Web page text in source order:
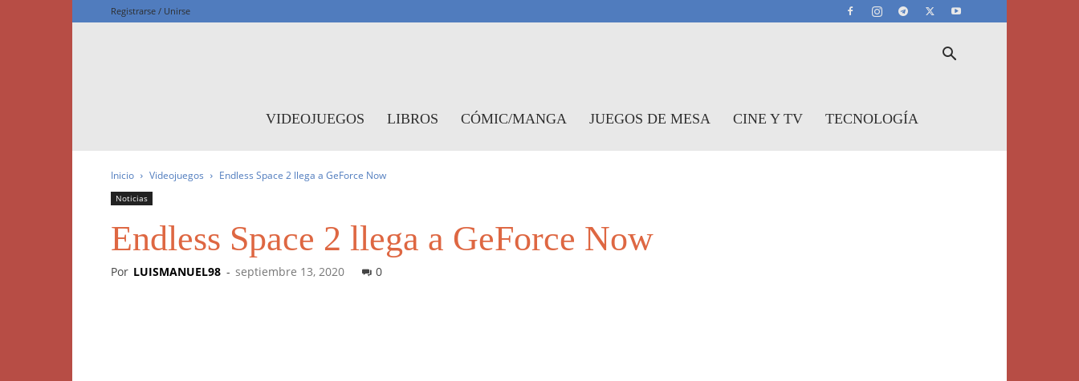
Registrarse / Unirse
VIDEOJUEGOS LIBROS CÓMIC/MANGA JUEGOS DE MESA CINE Y TV TECNOLOGÍA
Inicio Videojuegos Endless Space 2 llega a GeForce Now
Noticias
Endless Space 2 llega a GeForce Now
Por LUISMANUEL98 - septiembre 13, 2020 0